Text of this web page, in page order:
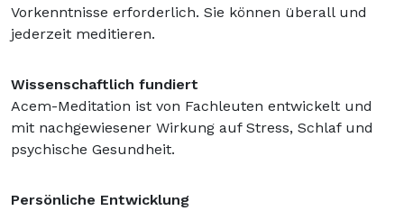
Vorkenntnisse erforderlich. Sie können überall und
jederzeit meditieren.
Wissenschaftlich fundiert
Acem-Meditation ist von Fachleuten entwickelt und
mit nachgewiesener Wirkung auf Stress, Schlaf und
psychische Gesundheit.
Persönliche Entwicklung